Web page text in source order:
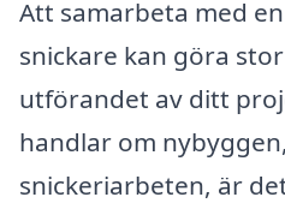
Att samarbeta med
snickare kan göra
utförandet av ditt
handlar om
snickeriarbeten, är